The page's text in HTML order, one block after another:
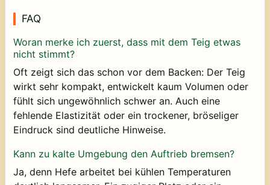
FAQ
Woran merke ich zuerst, dass mit dem Teig etwas
nicht stimmt?
Oft zeigt sich das schon vor dem Backen: Der Teig
wirkt sehr kompakt, entwickelt kaum Volumen oder
fühlt sich ungewöhnlich schwer an. Auch eine
fehlende Elastizität oder ein trockener, bröseliger
Eindruck sind deutliche Hinweise.
Kann zu kalte Umgebung den Auftrieb bremsen?
Ja, denn Hefe arbeitet bei kühlen Temperaturen